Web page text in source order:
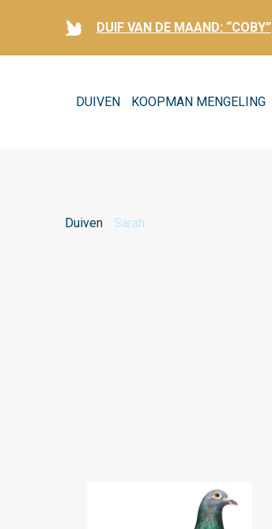
DUIF VAN DE MAAND: “COBY”
DUIVEN KOOPMAN MENGELING
Duiven Sarah